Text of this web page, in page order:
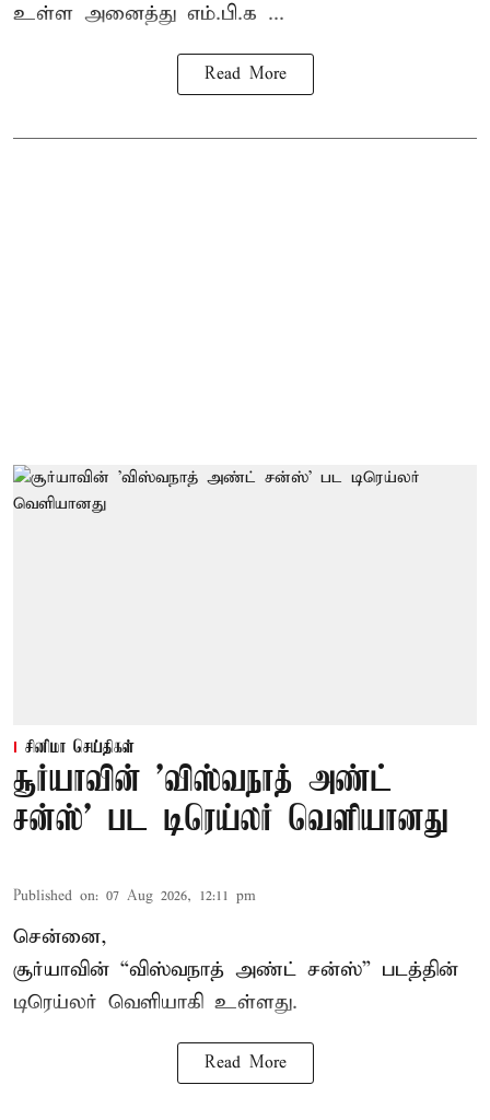
உள்ள அனைத்து எம்.பி.க ...
Read More
சினிமா செய்திகள்
சூர்யாவின் 'விஸ்வநாத் அண்ட்
சன்ஸ்' பட டிரெய்லர் வெளியானது
Published on: 07 Aug 2026, 12:11 pm
சென்னை,
சூர்யாவின் “விஸ்வநாத் அண்ட் சன்ஸ்” படத்தின்
டிரெய்லர் வெளியாகி உள்ளது.
Read More